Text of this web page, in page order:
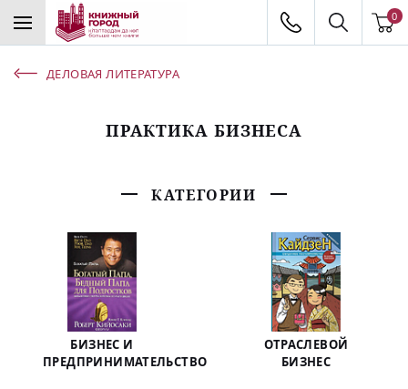
0
ДЕЛОВАЯ ЛИТЕРАТУРА
ПРАКТИКА БИЗНЕСА
КАТЕГОРИИ
БИЗНЕС И
ПРЕДПРИНИМАТЕЛЬСТВО
ОТРАСЛЕВОЙ
БИЗНЕС